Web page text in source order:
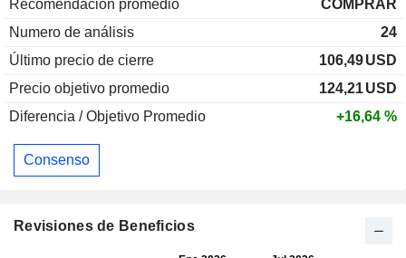
Recomendación promedio
COMPRAR
Numero de análisis
24
Último precio de cierre
106,49USD
Precio objetivo promedio
124,21USD
Diferencia / Objetivo Promedio
+16,64 %
Consenso
Revisiones de Beneficios